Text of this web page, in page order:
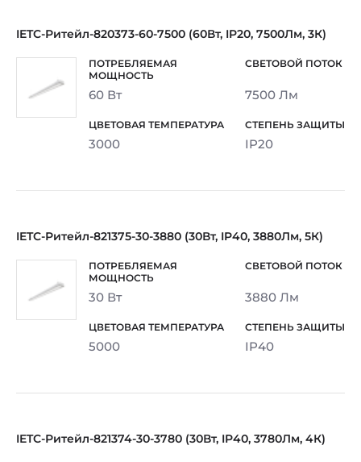
IETC-Ритейл-820373-60-7500 (60Вт, IP20, 7500Лм, 3К)
60 Вт 7500 Лм
3000 IP20
IETC-Ритейл-821375-30-3880 (30Вт, IP40, 3880Лм, 5К)
30 Вт 3880 Лм
5000 IP40
IETC-Ритейл-821374-30-3780 (30Вт, IP40, 3780Лм, 4К)